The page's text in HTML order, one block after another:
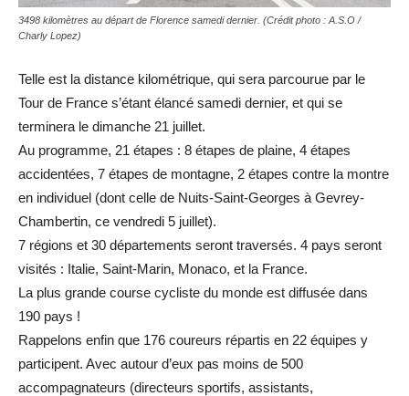
3498 kilomètres au départ de Florence samedi dernier. (Crédit photo : A.S.O /
Charly Lopez)
Telle est la distance kilométrique, qui sera parcourue par le
Tour de France s’étant élancé samedi dernier, et qui se
terminera le dimanche 21 juillet.
Au programme, 21 étapes : 8 étapes de plaine, 4 étapes
accidentées, 7 étapes de montagne, 2 étapes contre la montre
en individuel (dont celle de Nuits-Saint-Georges à Gevrey-
Chambertin, ce vendredi 5 juillet).
7 régions et 30 départements seront traversés. 4 pays seront
visités : Italie, Saint-Marin, Monaco, et la France.
La plus grande course cycliste du monde est diffusée dans
190 pays !
Rappelons enfin que 176 coureurs répartis en 22 équipes y
participent. Avec autour d’eux pas moins de 500
accompagnateurs (directeurs sportifs, assistants,